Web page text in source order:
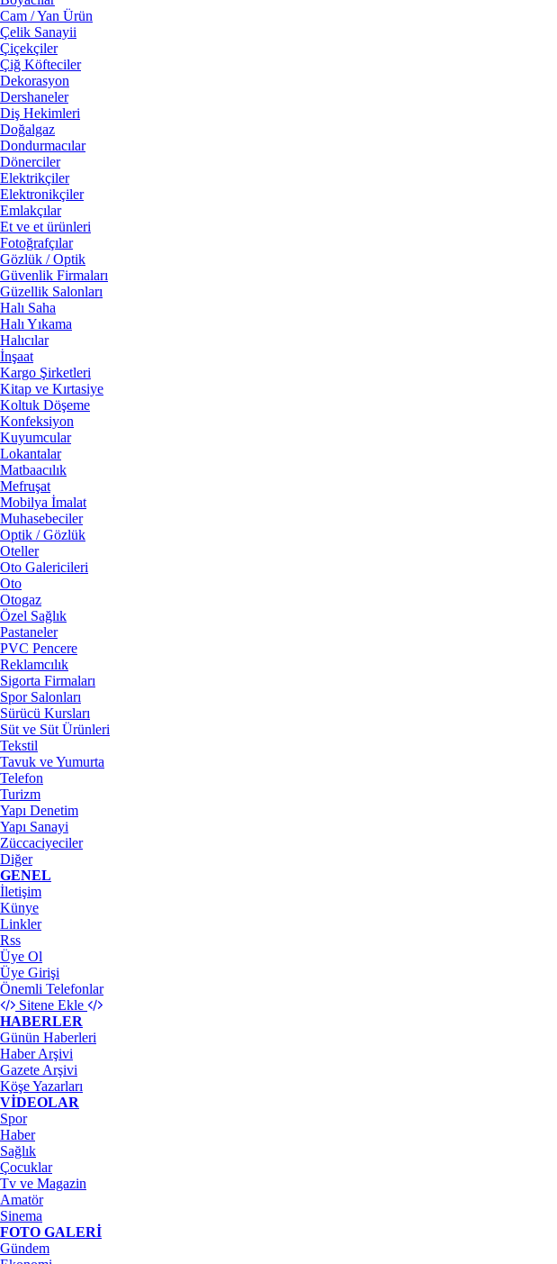
Cam / Yan Ürün
Çelik Sanayii
Çiçekçiler
Çiğ Köfteciler
Dekorasyon
Dershaneler
Diş Hekimleri
Doğalgaz
Dondurmacılar
Dönerciler
Elektrikçiler
Elektronikçiler
Emlakçılar
Et ve et ürünleri
Fotoğrafçılar
Gözlük / Optik
Güvenlik Firmaları
Güzellik Salonları
Halı Saha
Halı Yıkama
Halıcılar
İnşaat
Kargo Şirketleri
Kitap ve Kırtasiye
Koltuk Döşeme
Konfeksiyon
Kuyumcular
Lokantalar
Matbaacılık
Mefruşat
Mobilya İmalat
Muhasebeciler
Optik / Gözlük
Oteller
Oto Galericileri
Oto
Otogaz
Özel Sağlık
Pastaneler
PVC Pencere
Reklamcılık
Sigorta Firmaları
Spor Salonları
Sürücü Kursları
Süt ve Süt Ürünleri
Tekstil
Tavuk ve Yumurta
Telefon
Turizm
Yapı Denetim
Yapı Sanayi
Züccaciyeciler
Diğer
GENEL
İletişim
Künye
Linkler
Rss
Üye Ol
Üye Girişi
Önemli Telefonlar
Sitene Ekle
HABERLER
Günün Haberleri
Haber Arşivi
Gazete Arşivi
Köşe Yazarları
VİDEOLAR
Spor
Haber
Sağlık
Çocuklar
Tv ve Magazin
Amatör
Sinema
FOTO GALERİ
Gündem